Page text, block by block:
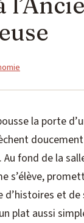
la porte
Au fond de la
s’élève,
et de
plat aussi